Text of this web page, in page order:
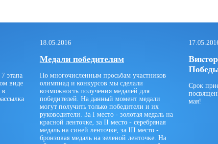
этапа
виде
в
18.05.2016
Медали победителям
По многочисленным просьбам участников
олимпиад и конкурсов мы сделали
возможность получения медалей для
победителей. На данный момент медали
могут получить только победители и их
руководители. За I место - золотая медаль на
красной ленточке, за II место - серебряная
медаль на синей ленточке, за III место -
бронзовая медаль на зеленой ленточке. На
Срок
мая!